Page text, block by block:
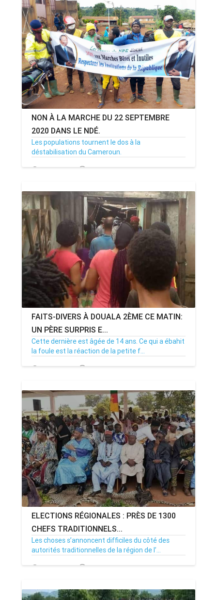
NON À LA MARCHE DU 22 SEPTEMBRE
2020 DANS LE NDÉ.
Les populations tournent le dos à la
déstabilisation du Cameroun.
20/09/20 Par MenouActu 0
FAITS-DIVERS À DOUALA 2ÈME CE MATIN:
UN PÈRE SURPRIS E...
Cette dernière est âgée de 14 ans. Ce qui a ébahit
la foule est la réaction de la petite f...
10/09/20 Par MenouActu 0
ELECTIONS RÉGIONALES : PRÈS DE 1300
CHEFS TRADITIONNELS...
Les choses s’annoncent difficiles du côté des
autorités traditionnelles de la région de l’...
09/09/20 Par MenouActu 18